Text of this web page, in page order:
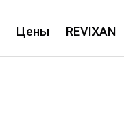
Цены REVIXAN